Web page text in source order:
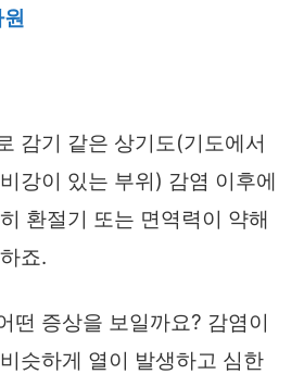
감기 같은 상기도(기도에서
비강이 있는 부위) 감염 이후에
환절기 또는 면역력이 약해
죠.
떤 증상을 보일까요? 감염이
슷하게 열이 발생하고 심한